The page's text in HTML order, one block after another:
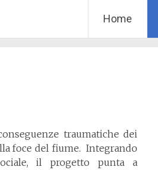
Home
traumatiche dei
foce del fiume. Integrando
il progetto punta a